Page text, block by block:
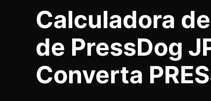
Calculadora
de PressDog
Converta